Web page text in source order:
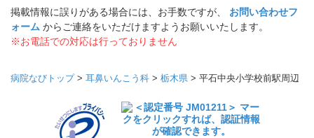
掲載情報に誤りがある場合には、お手数ですが、 お問い合わせフ
ォーム からご連絡をいただけますようお願いいたします。
※お電話での対応は行っておりません
病院なびトップ> 耳鼻いんこう科 > 栃木県 > 平石中央小学校前駅周辺